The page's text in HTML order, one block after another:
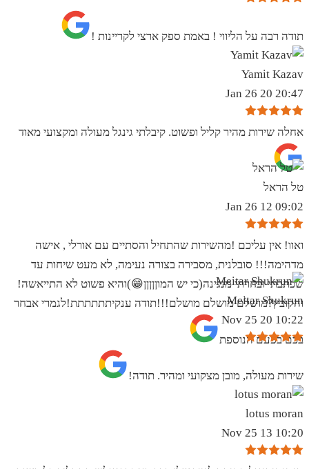
תודה רבה על הליווי ! באמת ספק ארצי לקריינות !
Yamit Kazav
20:47 20 Jan 26
אחלה שירות מהיר קליל ופשוט. קיבלתי גינגל מעולה ומקצועי מאוד
טל הראל
09:02 12 Jan 26
ואוו! אין עליכם !מהשירות שהתחיל והסתיים עם אורלי , אישה
מדהימה!!! סובלנית, מסבירה בצורה נעימה, לא מעט שיחות עד
שכתבתי ובחרתי מנגינה(כי יש המוןןןןן😁)והיא פשוט לא התייאשה!
והקובץ?מושלם מושלם מושלם!!!תודה ענקיתתתתתת!לגמרי אבחר
בכם בפעם הנוספת
Meitar Shukrun
10:22 20 Nov 25
שירות מעולה, מובן מצקועי ומהיר. תודה!
lotus moran
10:20 13 Nov 25